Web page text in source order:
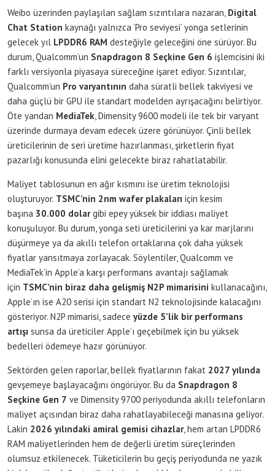
Weibo üzerinden paylaşılan sağlam sızıntılara nazaran, Digital
Chat Station kaynağı yalnızca ‘Pro seviyesi’ yonga setlerinin
gelecek yıl LPDDR6 RAM desteğiyle geleceğini öne sürüyor. Bu
durum, Qualcomm’un Snapdragon 8 Seçkine Gen 6 işlemcisini iki
farklı versiyonla piyasaya süreceğine işaret ediyor. Sızıntılar,
Qualcomm’un Pro varyantının daha süratli bellek takviyesi ve
daha güçlü bir GPU ile standart modelden ayrışacağını belirtiyor.
Öte yandan MediaTek , Dimensity 9600 modeli ile tek bir varyant
üzerinde durmaya devam edecek üzere görünüyor. Çinli bellek
üreticilerinin de seri üretime hazırlanması, şirketlerin fiyat
pazarlığı konusunda elini gelecekte biraz rahatlatabilir.
Maliyet tablosunun en ağır kısmını ise üretim teknolojisi
oluşturuyor. TSMC’nin 2nm wafer plakaları için kesim
başına 30.000 dolargibi epey yüksek bir iddiası maliyet
konuşuluyor. Bu durum, yonga seti üreticilerini ya kar marjlarını
düşürmeye ya da akıllı telefon ortaklarına çok daha yüksek
fiyatlar yansıtmaya zorlayacak. Söylentiler, Qualcomm ve
MediaTek’in Apple’a karşı performans avantajı sağlamak
için TSMC’nin biraz daha gelişmiş N2P mimarisini kullanacağını,
Apple’ın ise A20 serisi için standart N2 teknolojisinde kalacağını
gösteriyor. N2P mimarisi, sadece yüzde 5’lik bir performans
artışı sunsa da üreticiler Apple’ı geçebilmek için bu yüksek
bedelleri ödemeye hazır görünüyor.
Sektörden gelen raporlar, bellek fiyatlarının fakat 2027 yılında
gevşemeye başlayacağını öngörüyor. Bu da Snapdragon 8
Seçkine Gen 7 ve Dimensity 9700 periyodunda akıllı telefonların
maliyet açısından biraz daha rahatlayabileceği manasına geliyor.
Lakin 2026 yılındaki amiral gemisi cihazlar, hem artan LPDDR6
RAM maliyetlerinden hem de değerli üretim süreçlerinden
olumsuz etkilenecek. Tüketicilerin bu geçiş periyodunda ne yazık